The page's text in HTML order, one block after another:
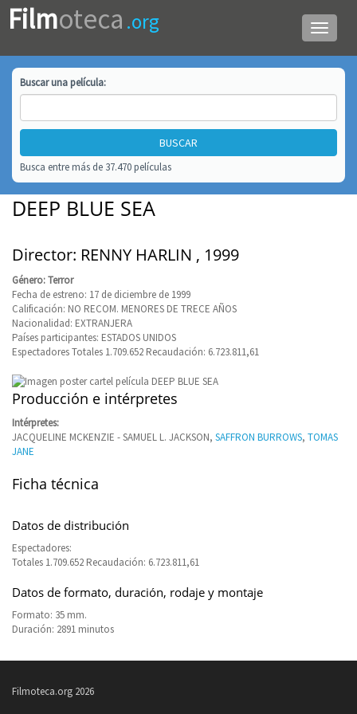
Menú
de
Filmoteca .org
Buscar unapelícula:
Busca entre más de 37.470 películas
DEEP BLUE SEA
Director: RENNY HARLIN , 1999
Género: Terror
Fecha de estreno: 17 de diciembre de 1999
Calificación: NO RECOM. MENORES DE TRECE AÑOS
Nacionalidad: EXTRANJERA
Países participantes: ESTADOS UNIDOS
Espectadores Totales 1.709.652 Recaudación: 6.723.811,61
Producción e intérpretes
Intérpretes:
JACQUELINE MCKENZIE - SAMUEL L. JACKSON, SAFFRON BURROWS, TOMAS
JANE
Ficha técnica
Datos de distribución
Espectadores:
Totales 1.709.652 Recaudación: 6.723.811,61
Datos de formato, duración, rodaje y montaje
Formato: 35 mm.
Duración: 2891 minutos
Filmoteca.org 2026